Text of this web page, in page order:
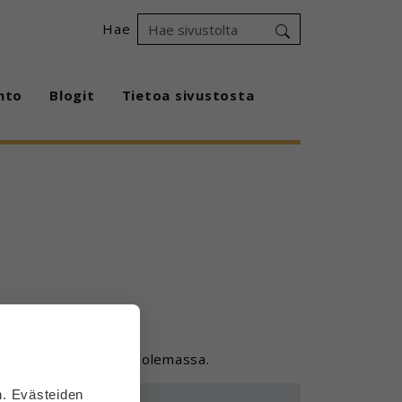
Hae
Blogit Tietoa sivustosta
mitä ei näe, voi olla olemassa.
Evästeiden